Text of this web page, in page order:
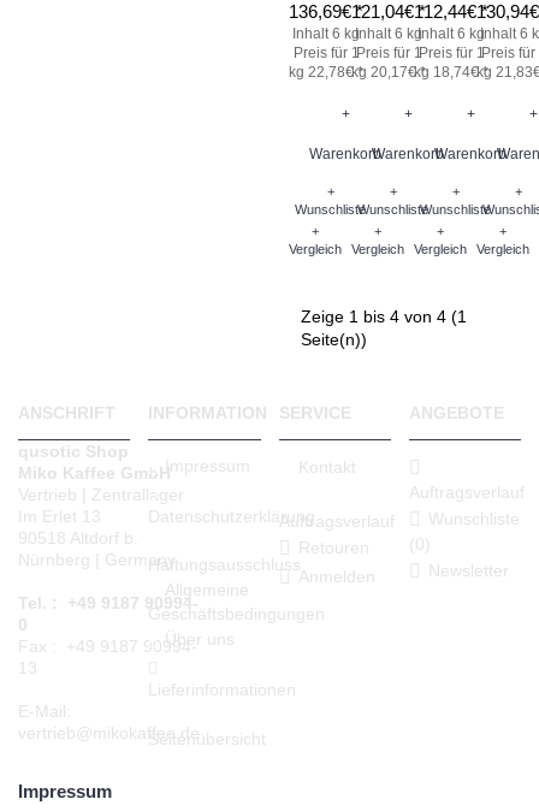
136,69€ *
Inhalt 6 kg
Preis für 1
kg 22,78€ *
+
Warenkorb
+
Wunschliste
+
Vergleich
121,04€ *
Inhalt 6 kg
Preis für 1
kg 20,17€ *
+
Warenkorb
+
Wunschliste
+
Vergleich
112,44€ *
Inhalt 6 kg
Preis für 1
kg 18,74€ *
+
Warenkorb
+
Wunschliste
+
Vergleich
Inhalt 6
Preis für
kg
+
+
+
Vergleich
Zeige 1 bis 4 von 4 (1
Seite(n))
ANSCHRIFT
qusotic Shop
Miko Kaffee GmbH
Vertrieb | Zentrallager
Im Erlet 13
90518 Altdorf b.
Nürnberg | Germany
Tel. : +49 9187 90994-
0
Fax : +49 9187 90994-
13
E-Mail:
vertrieb@mikokaffee.de
INFORMATION
Impressum
Datenschutzerklärung
Haftungsausschluss
Allgemeine
Geschäftsbedingungen
Über uns
Lieferinformationen
Seitenübersicht
SERVICE
Kontakt
Auftragsverlauf
Retouren
Anmelden
ANGEBOTE
Auftragsverlauf
Wunschliste
(0)
Newsletter
Impressum